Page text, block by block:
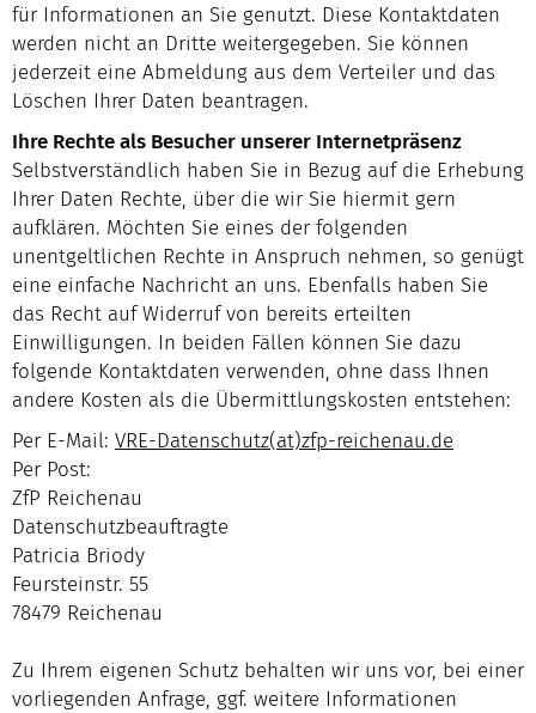
für Informationen an Sie genutzt. Diese Kontaktdaten
werden nicht an Dritte weitergegeben. Sie können
jederzeit eine Abmeldung aus dem Verteiler und das
Löschen Ihrer Daten beantragen.
Ihre Rechte als Besucher unserer Internetpräsenz
Selbstverständlich haben Sie in Bezug auf die Erhebung
Ihrer Daten Rechte, über die wir Sie hiermit gern
aufklären. Möchten Sie eines der folgenden
unentgeltlichen Rechte in Anspruch nehmen, so genügt
eine einfache Nachricht an uns. Ebenfalls haben Sie
das Recht auf Widerruf von bereits erteilten
Einwilligungen. In beiden Fällen können Sie dazu
folgende Kontaktdaten verwenden, ohne dass Ihnen
andere Kosten als die Übermittlungskosten entstehen:
Per E-Mail: VRE-Datenschutz(at)zfp-reichenau.de
Per Post:
ZfP Reichenau
Datenschutzbeauftragte
Patricia Briody
Feursteinstr. 55
78479 Reichenau
Zu Ihrem eigenen Schutz behalten wir uns vor, bei einer
vorliegenden Anfrage, ggf. weitere Informationen